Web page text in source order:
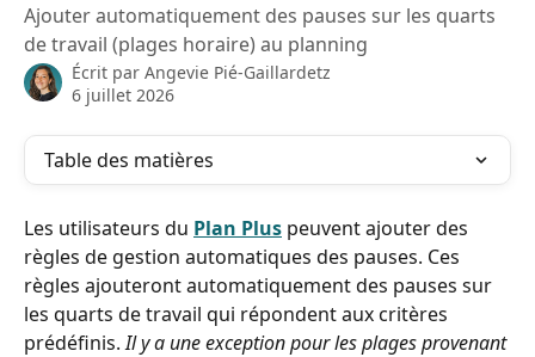
Ajouter automatiquement des pauses sur les quarts
de travail (plages horaire) au planning
Écrit par Angevie Pié-Gaillardetz
6 juillet 2026
Table des matières
Les utilisateurs du Plan Plus peuvent ajouter des
règles de gestion automatiques des pauses. Ces
règles ajouteront automatiquement des pauses sur
les quarts de travail qui répondent aux critères
prédéfinis. Il y a une exception pour les plages provenant